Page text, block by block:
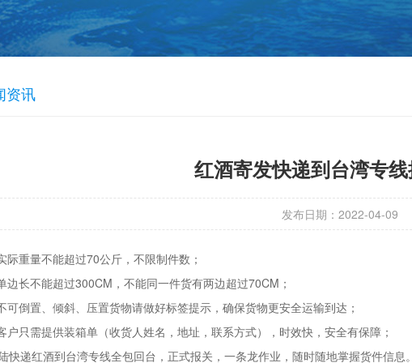
资讯
红酒寄发快递到台湾专
发布日期：2022-04-09
际重量不能超过70公斤，不限制件数；
长不能超过300CM，不能同一件货有两边超过70CM；
倒置、倾斜、压置货物请做好标签提示，确保货物更安全运输到达；
只需提供装箱单（收货人姓名，地址，联系方式），时效快，安全有保障；
递红酒到台湾专线全包回台，正式报关，一条龙作业，随时随地掌握货件信息